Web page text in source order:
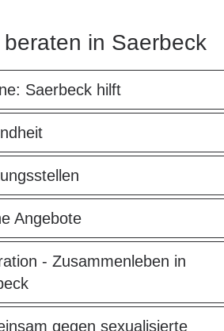
beraten in Saerbeck
Saerbeck hilft
Angebote
- Zusammenleben in
gegen sexualisierte